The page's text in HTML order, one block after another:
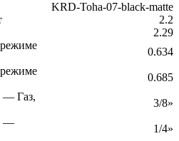
KRD-Toha-07-black-matte
2.2
2.29
0.634
0.685
— Газ,
3/8»
—
1/4»